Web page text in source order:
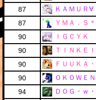
87
ＫＡＭＵＲ∀
87
ＹＭＡ．Ｓ
90
ＩＧＣＹＫ
90
ＴＩＮＫＥＩ
90
ＦＵＵＫＡ
90
ＯＫＯＷＥ
94
ＤＯＧ・ｗ・